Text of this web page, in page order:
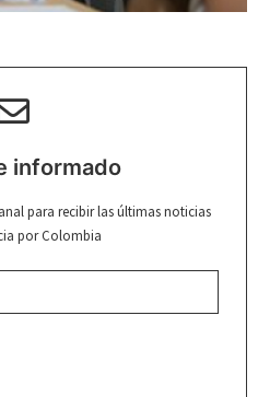
informado
para recibir las últimas noticias
por Colombia